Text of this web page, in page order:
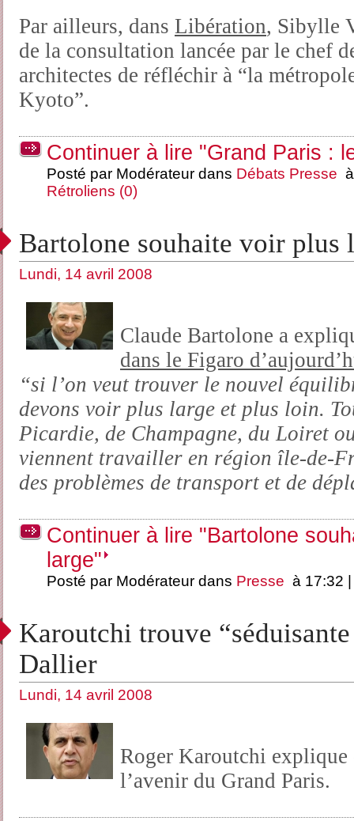
Par ailleurs, dans Libération, Sibylle
de la consultation lancée par le chef
architectes de réfléchir à “la
Kyoto”.
Continuer à lire "Grand Paris :
Posté par Modérateur dans Débats Presse
Rétroliens (0)
Bartolone souhaite voir plus
Lundi, 14 avril 2008
Claude Bartolone a
dans le Figaro
“si l’on veut trouver le nouvel
devons voir plus large et plus loin.
Picardie, de Champagne, du Loiret
viennent travailler en région île-de-
des problèmes de transport et de
Continuer à lire "Bartolone
large"
Posté par Modérateur dans Presse à 17:32
Karoutchi trouve
Dallier
Lundi, 14 avril 2008
Roger Karoutchi
l’avenir du Grand Paris.